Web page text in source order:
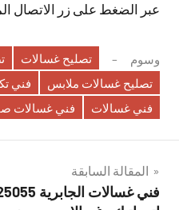
عبر الضغط على زر الاتصال
وسوم تصليح غسالات
تصليح غسالات ملابس
فني
فني غسالات
فني غسالات
تصفّح
المقالة السابقة